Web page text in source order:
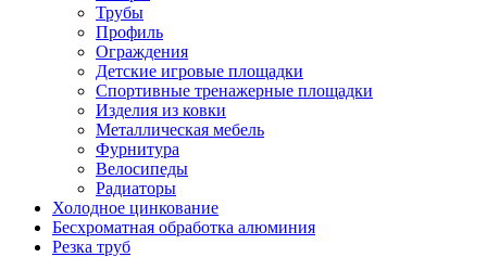
Трубы
Профиль
Ограждения
Детские игровые площадки
Спортивные тренажерные площадки
Изделия из ковки
Металлическая мебель
Фурнитура
Велосипеды
Радиаторы
Холодное цинкование
Бесхроматная обработка алюминия
Резка труб